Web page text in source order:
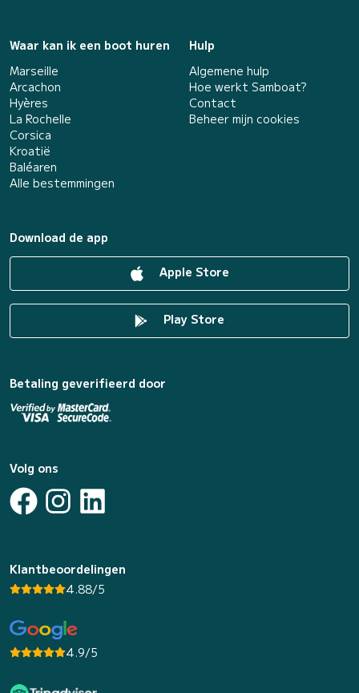
Waar kan ik een boot huren
Marseille
Arcachon
Hyères
La Rochelle
Corsica
Kroatië
Baléaren
Alle bestemmingen
Hulp
Algemene hulp
Hoe werkt Samboat?
Contact
Beheer mijn cookies
Download de app
Apple Store
Play Store
Betaling geverifieerd door
Volg ons
Klantbeoordelingen
4.88/5
4.9/5